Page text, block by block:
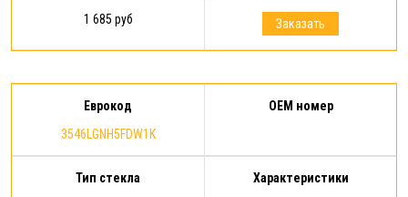
1 685 руб Заказать
Еврокод
3546LGNH5FDW1K
OEM номер
Тип стекла
Характеристики